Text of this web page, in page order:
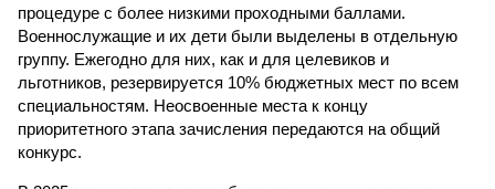
процедуре с более низкими проходными баллами.
Военнослужащие и их дети были выделены в отдельную
группу. Ежегодно для них, как и для целевиков и
льготников, резервируется 10% бюджетных мест по всем
специальностям. Неосвоенные места к концу
приоритетного этапа зачисления передаются на общий
конкурс.